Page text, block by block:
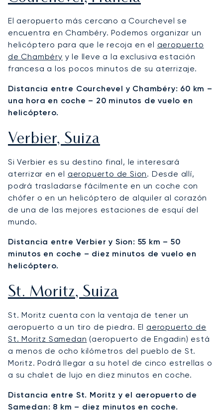
El aeropuerto más cercano a Courchevel se
encuentra en Chambéry. Podemos organizar un
helicóptero para que le recoja en el aeropuerto
de Chambéry y le lleve a la exclusiva estación
francesa a los pocos minutos de su aterrizaje.
Distancia entre Courchevel y Chambéry: 60 km –
una hora en coche – 20 minutos de vuelo en
helicóptero.
Verbier, Suiza
Si Verbier es su destino final, le interesará
aterrizar en el aeropuerto de Sion. Desde allí,
podrá trasladarse fácilmente en un coche con
chófer o en un helicóptero de alquiler al corazón
de una de las mejores estaciones de esquí del
mundo.
Distancia entre Verbier y Sion: 55 km – 50
minutos en coche – diez minutos de vuelo en
helicóptero.
St. Moritz, Suiza
St. Moritz cuenta con la ventaja de tener un
aeropuerto a un tiro de piedra. El aeropuerto de
St. Moritz Samedan (aeropuerto de Engadin) está
a menos de ocho kilómetros del pueblo de St.
Moritz. Podrá llegar a su hotel de cinco estrellas o
a su chalet de lujo en diez minutos en coche.
Distancia entre St. Moritz y el aeropuerto de
Samedan: 8 km – diez minutos en coche.